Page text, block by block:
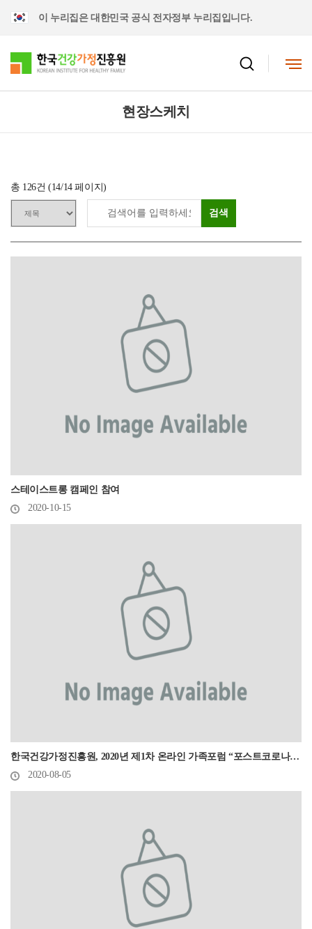
이 누리집은 대한민국 공식 전자정부 누리집입니다.
현장스케치
총 126건 (14/14 페이지)
검색
스테이스트롱 캠페인 참여
2020-10-15
한국건강가정진흥원, 2020년 제1차 온라인 가족포럼 “포스트코로나 가족서비스 전망과 과제” 개최
2020-08-05